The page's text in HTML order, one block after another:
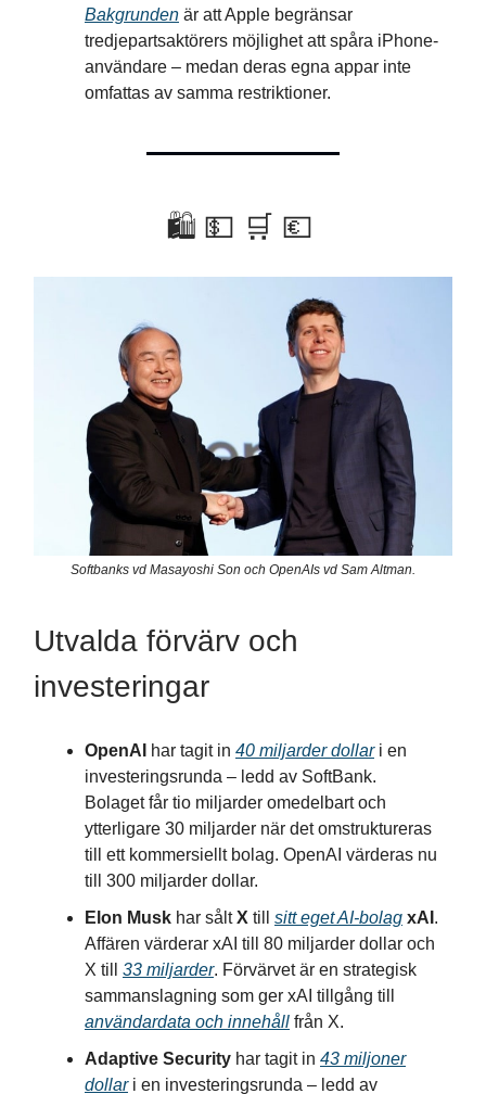
Bakgrunden är att Apple begränsar
tredjepartsaktörers möjlighet att spåra iPhone-
användare – medan deras egna appar inte
omfattas av samma restriktioner.
🛍 💵 🛒 💶
Softbanks vd Masayoshi Son och OpenAIs vd Sam Altman.
Utvalda förvärv och
investeringar
OpenAI har tagit in 40 miljarder dollari en
investeringsrunda – ledd av SoftBank.
Bolaget får tio miljarder omedelbart och
ytterligare 30 miljarder när det omstruktureras
till ett kommersiellt bolag. OpenAI värderas nu
till 300 miljarder dollar.
Elon Musk har såltX till sitt eget AI-bolag xAI .
Affären värderar xAI till 80 miljarder dollar och
X till 33 miljarder. Förvärvet är en strategisk
sammanslagning som ger xAI tillgång till
användardata och innehåll från X.
Adaptive Security har tagit in 43 miljoner
dollari en investeringsrunda – ledd av